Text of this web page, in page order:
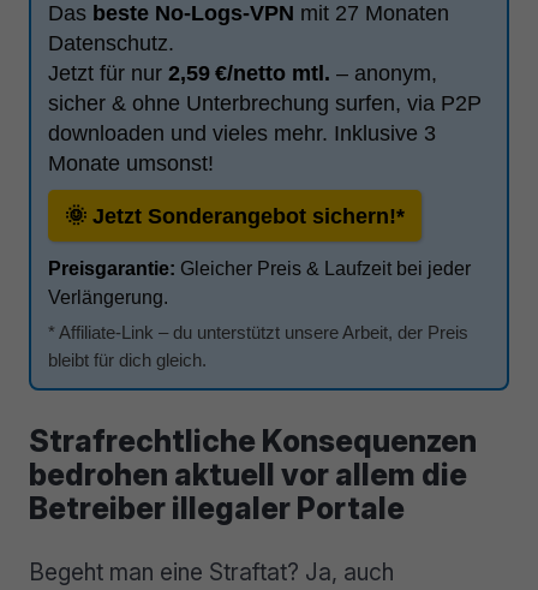
Das beste No-Logs-VPN mit 27 Monaten
Datenschutz.
Jetzt für nur 2,59 €/netto mtl. – anonym,
sicher & ohne Unterbrechung surfen, via P2P
downloaden und vieles mehr. Inklusive 3
Monate umsonst!
🌞 Jetzt Sonderangebot sichern!*
Preisgarantie: Gleicher Preis & Laufzeit bei jeder
Verlängerung.
* Affiliate-Link – du unterstützt unsere Arbeit, der Preis
bleibt für dich gleich.
Strafrechtliche Konsequenzen
bedrohen aktuell vor allem die
Betreiber illegaler Portale
Begeht man eine Straftat? Ja, auch